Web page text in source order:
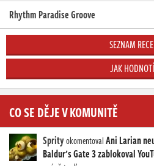
Rhythm Paradise Groove
SEZNAM
JAK
CO SE DĚJE V KOMUNITĚ
SprityokomentovalAni Larian
Baldur's Gate 3 zablokoval